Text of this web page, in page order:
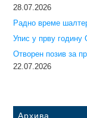
28.07.2026
Радно време
Упис у прву
Отворен позив за
22.07.2026
Архива